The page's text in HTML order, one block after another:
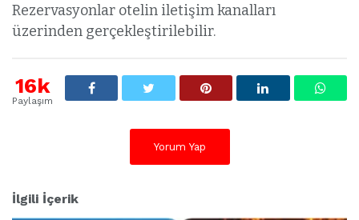
Rezervasyonlar otelin iletişim kanalları
üzerinden gerçekleştirilebilir.
16k
Paylaşım
Yorum Yap
İlgili İçerik